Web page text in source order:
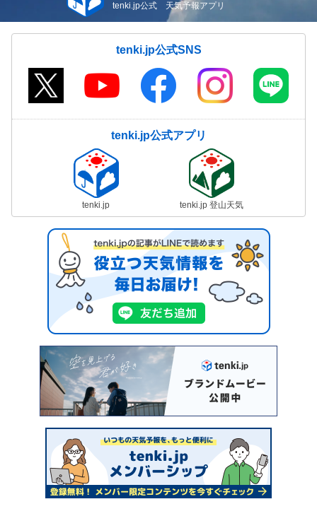
tenki.jp公式 天気予報アプリ
tenki.jp公式SNS
tenki.jp公式アプリ
tenki.jp tenki.jp 登山天気